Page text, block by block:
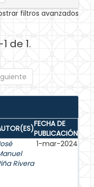
filtros avanzados
de 1.
FECHA DE
PUBLICACIÓN
Rivera
1-mar-2024